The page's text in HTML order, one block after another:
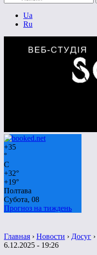
Ua
Ru
+35
°
C
+32°
+19°
Полтава
Субота, 08
Прогноз на тиждень
Главная › Новости › Досуг ›
6.12.2025 - 19:26